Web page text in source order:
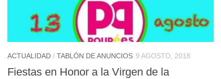
ACTUALIDAD / TABLÓN DE ANUNCIOS 9 AGOSTO, 2018
Fiestas en Honor a la Virgen de la